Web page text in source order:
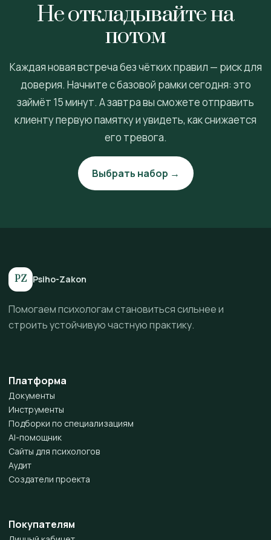
Не откладывайте на
потом
Каждая новая встреча без чётких правил — риск для
доверия. Начните с базовой рамки сегодня: это
займёт 15 минут. А завтра вы сможете отправить
клиенту первую памятку и увидеть, как снижается
его тревога.
Выбрать набор →
PZ Psiho-Zakon
Помогаем психологам становиться сильнее и
строить устойчивую частную практику.
Платформа
Документы
Инструменты
Подборки по специализациям
AI-помощник
Сайты для психологов
Аудит
Создатели проекта
Покупателям